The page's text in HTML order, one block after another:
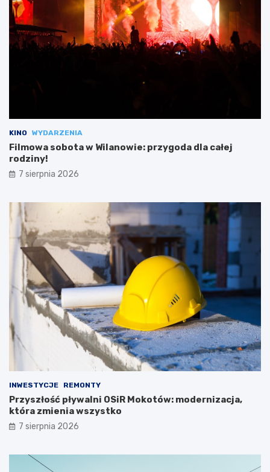
KINO WYDARZENIA
Filmowa sobota w Wilanowie: przygoda dla całej
rodziny!
7 sierpnia 2026
INWESTYCJE REMONTY
Przyszłość pływalni OSiR Mokotów: modernizacja,
która zmienia wszystko
7 sierpnia 2026